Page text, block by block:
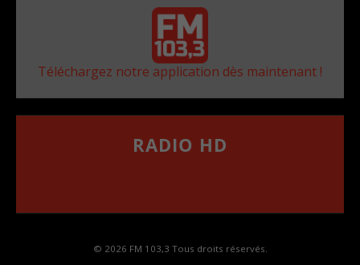
Téléchargez notre application dès maintenant !
RADIO HD
© 2026 FM 103,3 Tous droits réservés.